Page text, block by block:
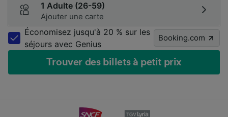
1 Adulte (26-59)
Ajouter une carte
Économisez jusqu'à 20 % sur les
séjours avec Genius
Booking.com
Trouver des billets à petit prix